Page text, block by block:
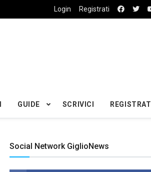
Login Registrati
GUIDE SCRIVICI REGISTRATI
Social Network GiglioNews